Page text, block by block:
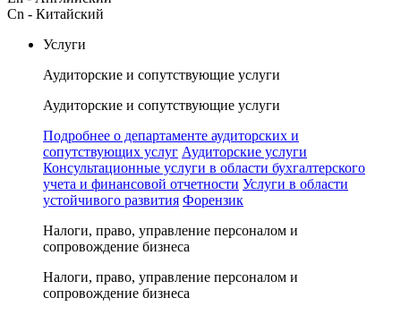
Cn - Китайский
Услуги
Аудиторские и сопутствующие услуги
Аудиторские и сопутствующие услуги
Подробнее о департаменте аудиторских и
сопутствующих услуг Аудиторские услуги
Консультационные услуги в области бухгалтерского
учета и финансовой отчетности Услуги в области
устойчивого развития Форензик
Налоги, право, управление персоналом и
сопровождение бизнеса
Налоги, право, управление персоналом и
сопровождение бизнеса